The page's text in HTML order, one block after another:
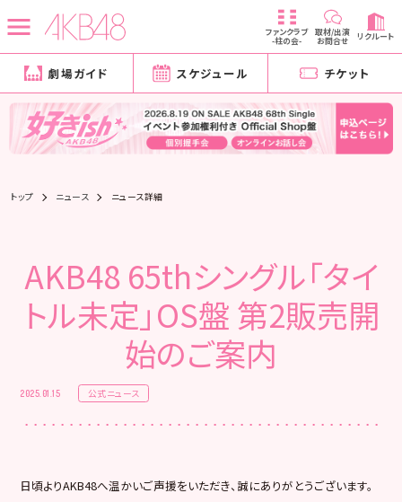
ファンクラブ
-柱の会-
取材/出演
お問合せ リクルート
劇場ガイド スケジュール チケット
トップ ニュース ニュース詳細
AKB48 65thシングル「タイ
トル未定」OS盤 第2販売開
始のご案内
2025.01.15 公式ニュース
日頃よりAKB48へ温かいご声援をいただき、誠にありがとうございます。